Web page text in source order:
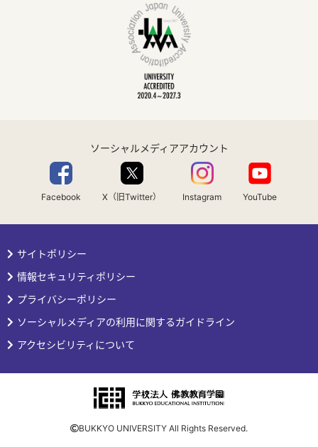
ソーシャルメディアアカウント
Facebook X（旧Twitter） Instagram YouTube
サイトポリシー
情報セキュリティポリシー
プライバシーポリシー
ソーシャルメディアの利用に関するガイドライン
アクセシビリティについて
BUKKYO UNIVERSITY All Rights Reserved.